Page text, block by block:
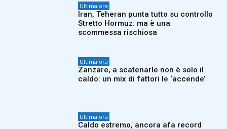
Ultima ora
Iran, Teheran punta tutto su controllo
Stretto Hormuz: ma è una
scommessa rischiosa
Ultima ora
Zanzare, a scatenarle non è solo il
caldo: un mix di fattori le ‘accende’
Ultima ora
Caldo estremo, ancora afa record